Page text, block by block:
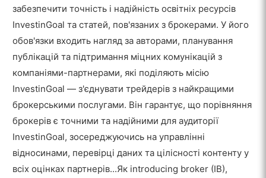
забезпечити точність і надійність освітніх ресурсів
InvestinGoal та статей, пов'язаних з брокерами. У його
обов'язки входить нагляд за авторами, планування
публікацій та підтримання міцних комунікацій з
компаніями-партнерами, які поділяють місію
InvestinGoal — з'єднувати трейдерів з найкращими
брокерськими послугами. Він гарантує, що порівняння
брокерів є точними та надійними для аудиторії
InvestinGoal, зосереджуючись на управлінні
відносинами, перевірці даних та цілісності контенту у
всіх оцінках партнерів.‌.‌.Як introducing broker (IB),